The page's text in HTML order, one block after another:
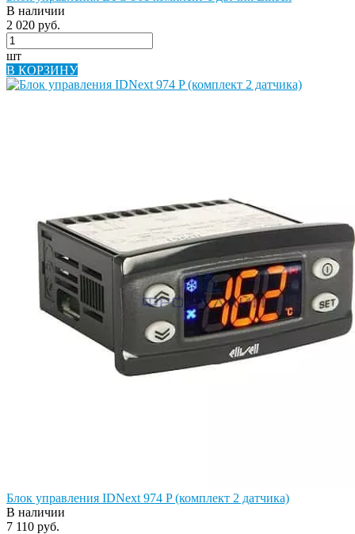
В наличии
2 020 руб.
шт
В КОРЗИНУ
Блок управления IDNext 974 P (комплект 2 датчика)
В наличии
7 110 руб.